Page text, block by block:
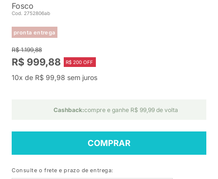
Fosco
Cod. 2752806ab
pronta entrega
R$ 1.199,88
R$ 999,88 R$ 200 OFF
10x de R$ 99,98 sem juros
Cashback:compre e ganhe R$ 99,99 de volta
COMPRAR
Consulte o frete e prazo de entrega: